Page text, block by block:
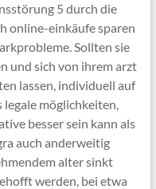
5 durch die
online-einkäufe sparen
Sollten sie
und sich von ihrem arzt
lassen, individuell auf
legale möglichkeiten,
besser sein kann als
auch anderweitig
alter sinkt
werden, bei etwa